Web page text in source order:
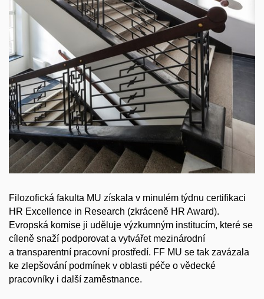
Filozofická fakulta MU získala v minulém týdnu certifikaci
HR Excellence in Research (zkráceně HR Award).
Evropská komise ji uděluje výzkumným institucím, které se
cíleně snaží podporovat a vytvářet mezinárodní
a transparentní pracovní prostředí. FF MU se tak zavázala
ke zlepšování podmínek v oblasti péče o vědecké
pracovníky i další zaměstnance.